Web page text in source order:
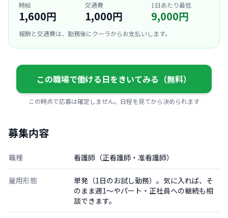
時給
1,600円
交通費
1,000円
1日あたり最低
9,000円
報酬と交通費は、勤務後にクーラからお支払いします。
この職場で働ける日をきいてみる（無料）
この時点で応募は確定しません。日程を見てから決められます
募集内容
職種 看護師（正看護師・准看護師）
雇用形態
単発（1日のお試し勤務）。気に入れば、そ
のまま週1〜やパート・正社員への継続も相
談できます。